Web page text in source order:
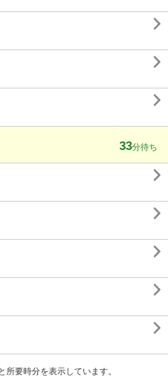



33分待ち





所要時分を表示しています。